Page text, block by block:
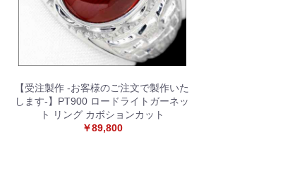
【受注製作 -お客様のご注文で製作いた
します-】PT900 ロードライトガーネッ
ト リング カボションカット
￥89,800